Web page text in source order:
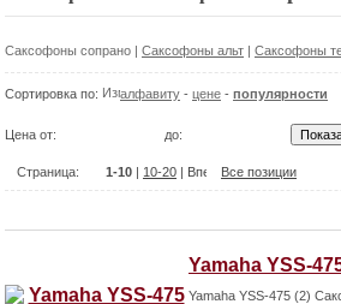
Саксофоны сопрано | Саксофоны альт | Саксофоны
Сортировка по: алфавиту - цене - популярности
Цена от: до:
Страница: 1-10 10-20 Все позиции
Yamaha YSS-
Yamaha YSS-475 (2)